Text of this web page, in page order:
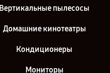
Вертикальные пылесосы
Домашние кинотеатры
Кондиционеры
Мониторы